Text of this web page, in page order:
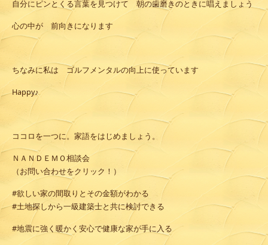
自分にピンとくる言葉を見つけて 朝の歯磨きのときに唱えましょう
心の中が 前向きになります
ちなみに私は ゴルフメンタルの向上に使っています
Happy♪
ココロを一つに。家語をはじめましょう。
ＮＡＮＤＥＭＯ相談会
（お問い合わせをクリック！）
#欲しい家の間取りとその金額がわかる
#土地探しから一級建築士と共に検討できる
#地震に強く暖かく安心で健康な家が手に入る